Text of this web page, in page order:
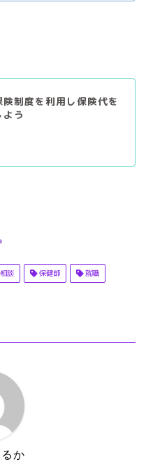
険制度を利用し保険代を
う
談 保健師 就職
か